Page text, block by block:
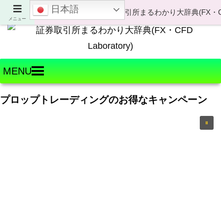
Welcome to FX・CFD Laboratory!
MENU
プロップトレーディングのお得なキャンペーン
メニュー
日本語